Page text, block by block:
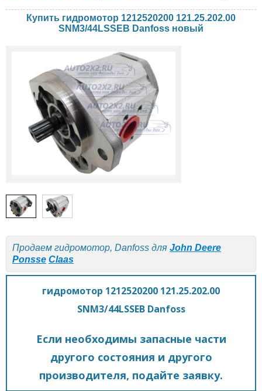
Купить гидромотор 1212520200 121.25.202.00
SNM3/44LSSEB Danfoss новый
Продаем гидромотор, Danfoss для John Deere
Ponsse Claas
гидромотор 1212520200 121.25.202.00
SNM3/44LSSEB Danfoss
Если необходимы запасные части
другого состояния и другого
производителя, подайте заявку.